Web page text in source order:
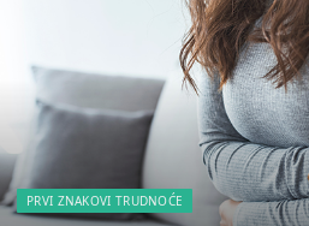
PRVI ZNAKOVI TRUDNOĆE